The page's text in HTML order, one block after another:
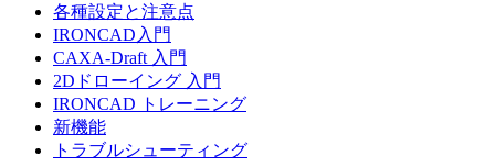
各種設定と注意点
IRONCAD入門
CAXA-Draft 入門
2Dドローイング 入門
IRONCAD トレーニング
新機能
トラブルシューティング